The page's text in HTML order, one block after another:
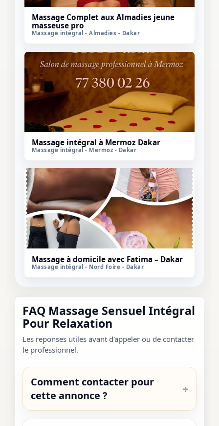
Massage intégral - Almadies - Dakar
Massage Complet aux Almadies jeune
masseuse pro
Massage intégral - Mermoz - Dakar
Massage intégral à Mermoz Dakar
Massage intégral - Nord Foire - Dakar
Massage à domicile avec Fatima – Dakar
FAQ Massage Sensuel Intégral
Pour Relaxation
Les reponses utiles avant d'appeler ou de contacter
le professionnel.
Comment contacter pour
cette annonce ?